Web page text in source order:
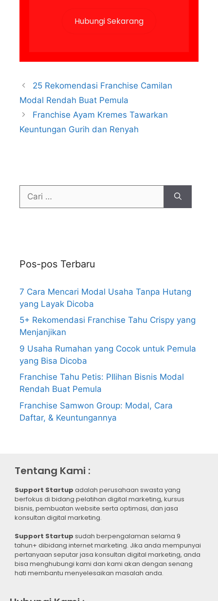
Hubungi Sekarang
25 Rekomendasi Franchise Camilan
Modal Rendah Buat Pemula
Franchise Ayam Kremes Tawarkan
Keuntungan Gurih dan Renyah
Pos-pos Terbaru
7 Cara Mencari Modal Usaha Tanpa Hutang
yang Layak Dicoba
5+ Rekomendasi Franchise Tahu Crispy yang
Menjanjikan
9 Usaha Rumahan yang Cocok untuk Pemula
yang Bisa Dicoba
Franchise Tahu Petis: PIlihan Bisnis Modal
Rendah Buat Pemula
Franchise Samwon Group: Modal, Cara
Daftar, & Keuntungannya
Tentang Kami :
Support Startup adalah perusahaan swasta yang
berfokus di bidang pelatihan digital marketing, kursus
bisnis, pembuatan website serta optimasi, dan jasa
konsultan digital marketing.
Support Startup sudah berpengalaman selama 9
tahun+ dibidang internet marketing. Jika anda mempunyai
pertanyaan seputar jasa konsultan digital marketing, anda
bisa menghubungi kami dan kami akan dengan senang
hati membantu menyelesaikan masalah anda.